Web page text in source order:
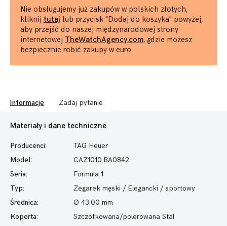
Nie obsługujemy już zakupów w polskich złotych,
kliknij tutaj lub przycisk "Dodaj do koszyka" powyżej,
aby przejść do naszej międzynarodowej strony
internetowej TheWatchAgency.com, gdzie możesz
bezpiecznie robić zakupy w euro.
Informacje Zadaj pytanie
Materiały i dane techniczne
Producenci:
TAG Heuer
Model:
CAZ1010.BA0842
Seria:
Formula 1
Typ:
Zegarek męski / Elegancki / sportowy
Średnica:
Ø 43.00 mm
Koperta:
Szczotkowana/polerowana Stal